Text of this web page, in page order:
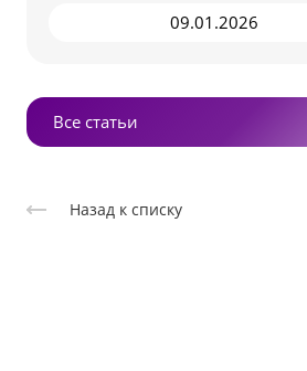
09.01.2026
Все статьи
Назад к списку